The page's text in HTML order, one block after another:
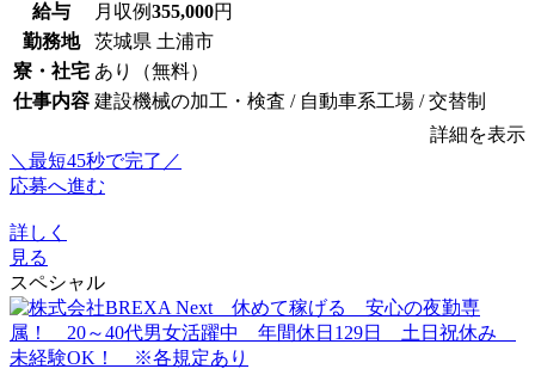
給与 月収例355,000円
勤務地
茨城県 土浦市
寮・社宅 あり（無料）
仕事内容 建設機械の加工・検査 / 自動車系工場 / 交替制
詳細を表示
＼最短45秒で完了／
応募へ進む
詳しく
見る
スペシャル